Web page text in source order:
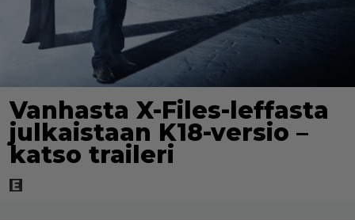
Vanhasta X-Files-leffasta
julkaistaan K18-versio –
katso traileri